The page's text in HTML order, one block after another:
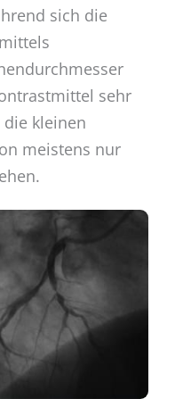
sich die
sehr
kleinen
meistens nur